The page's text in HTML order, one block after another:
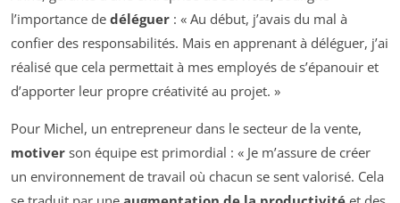
l’importance de déléguer : « Au début, j’avais du mal à
confier des responsabilités. Mais en apprenant à déléguer, j’ai
réalisé que cela permettait à mes employés de s’épanouir et
d’apporter leur propre créativité au projet. »
Pour Michel, un entrepreneur dans le secteur de la vente,
motiver son équipe est primordial : « Je m’assure de créer
un environnement de travail où chacun se sent valorisé. Cela